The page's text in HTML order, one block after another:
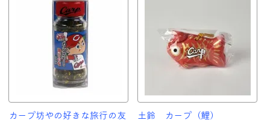
カープ坊やの好きな旅行の友
土鈴 カープ（鯉）